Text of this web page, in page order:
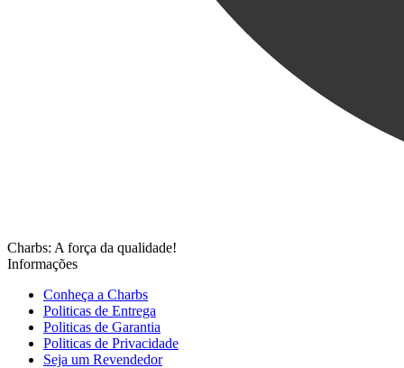
Charbs: A força da qualidade!
Informações
Conheça a Charbs
Politicas de Entrega
Politicas de Garantia
Politicas de Privacidade
Seja um Revendedor